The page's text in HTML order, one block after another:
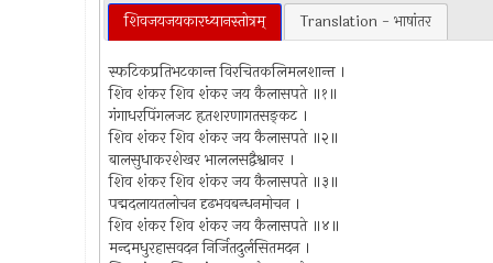
शिवजयजयकारध्यानस्तोत्रम् Translation - भाषांतर
स्फटिकप्रतिभटकान्त विरचितकलिमलशान्त ।
शिव शंकर शिव शंकर जय कैलासपते ॥१॥
गंगाधरपिंगलजट हृतशरणागतसङ्कट ।
शिव शंकर शिव शंकर जय कैलासपते ॥२॥
बालसुधाकरशेखर भाललसद्वैश्वानर ।
शिव शंकर शिव शंकर जय कैलासपते ॥३॥
पद्मदलायतलोचन दृढभवबन्धनमोचन ।
शिव शंकर शिव शंकर जय कैलासपते ॥४॥
मन्दमधुरहासवदन निर्जितदुर्लसितमदन ।